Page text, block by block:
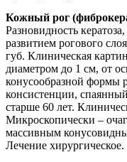
Кожный рог
Разновидность
развитием рогового
губ. Клиническая
диаметром до 1 см, от
конусообразной формы
консистенции,
старше 60 лет.
Микроскопически –
массивным
Лечение хирургическое.